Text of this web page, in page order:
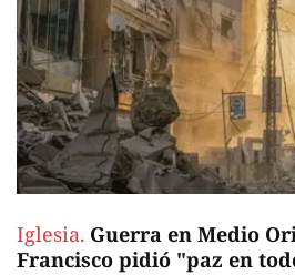
Iglesia. Guerra en Medio
Francisco pidió "paz en